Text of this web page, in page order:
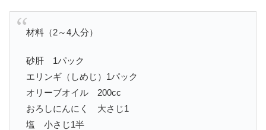
材料（2～4人分）
砂肝 1パック
エリンギ（しめじ）1パック
オリーブオイル 200cc
おろしにんにく 大さじ1
塩 小さじ1半